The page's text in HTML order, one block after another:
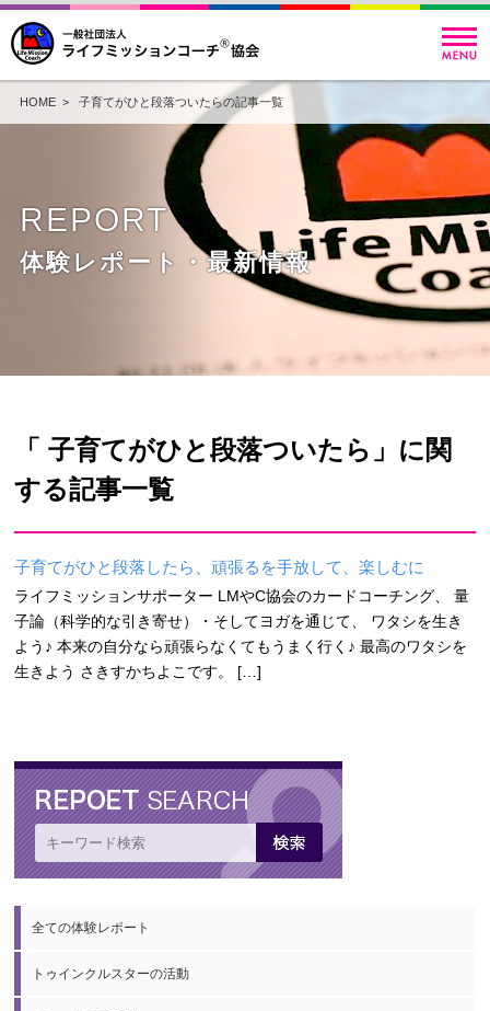
HOME> 子育てがひと段落ついたらの記事一覧
REPORT
体験レポート・最新情報
「 子育てがひと段落ついたら」に関
する記事一覧
子育てがひと段落したら、頑張るを手放して、楽しむに
ライフミッションサポーター LMやC協会のカードコーチング、 量
子論（科学的な引き寄せ）・そしてヨガを通じて、 ワタシを生き
よう♪ 本来の自分なら頑張らなくてもうまく行く♪ 最高のワタシを
生きよう さきすかちよこです。 […]
全ての体験レポート
トゥインクルスターの活動